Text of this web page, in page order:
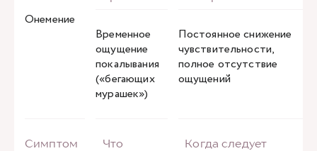
Онемение
Временное
ощущение
покалывания
(«бегающих
мурашек»)
Постоянное снижение
чувствительности,
полное отсутствие
ощущений